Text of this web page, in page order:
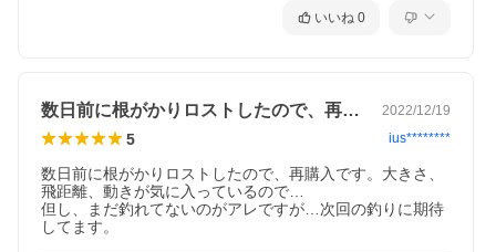
いいね 0
数日前に根がかりロストしたので、再購入… 2022/12/19
5 ius********
数日前に根がかりロストしたので、再購入です。大きさ、
飛距離、動きが気に入っているので…
但し、まだ釣れてないのがアレですが…次回の釣りに期待
してます。